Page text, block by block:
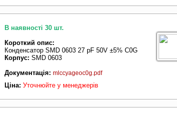
В наявності 30 шт.
Короткий опис:
Конденсатор SMD 0603 27 pF 50V ±5% C0G
Корпус: SMD 0603
Документація: mlccyageoc0g.pdf
Ціна: Уточнюйте у менеджерів